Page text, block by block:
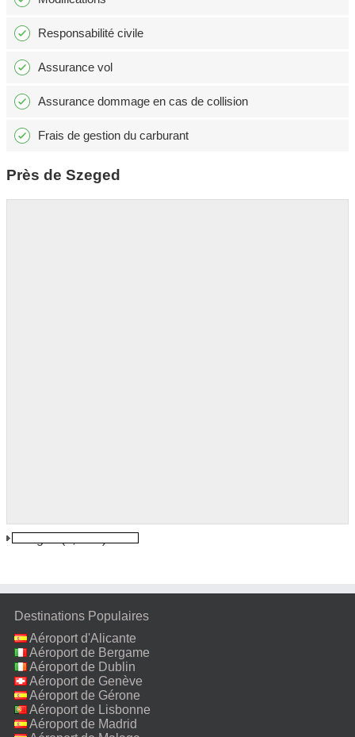
Responsabilité civile
Assurance vol
Assurance dommage en cas de collision
Frais de gestion du carburant
Près de Szeged
Destinations Populaires
Aéroport d'Alicante
Aéroport de Bergame
Aéroport de Dublin
Aéroport de Genève
Aéroport de Gérone
Aéroport de Lisbonne
Aéroport de Madrid